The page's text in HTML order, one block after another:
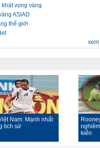
vọng vàng
ASIAD
thế giới
Nam: Mạnh nhất
lịch sử
kiến